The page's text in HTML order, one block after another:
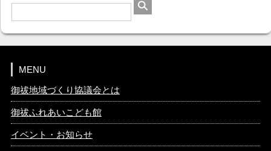
MENU
御祓地域づくり協議会とは
御祓ふれあいこども館
イベント・お知らせ